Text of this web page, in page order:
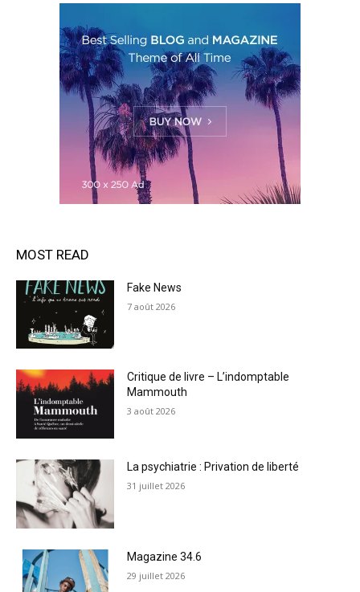
MOST READ
Fake News
7 août 2026
Critique de livre – L’indomptable
Mammouth
3 août 2026
La psychiatrie : Privation de liberté
31 juillet 2026
Magazine 34.6
29 juillet 2026